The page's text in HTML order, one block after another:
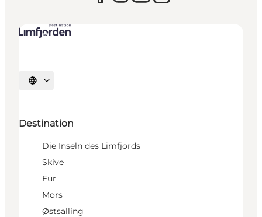
Sprache auswählen
Destination
Die Inseln des Limfjords
Skive
Fur
Mors
Østsalling